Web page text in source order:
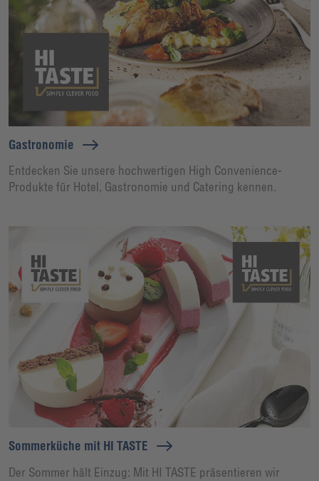
Gastronomie
Entdecken Sie unsere hochwertigen High Convenience-
Produkte für Hotel, Gastronomie und Catering kennen.
Sommerküche mit HI TASTE
Der Sommer hält Einzug: Mit HI TASTE präsentieren wir